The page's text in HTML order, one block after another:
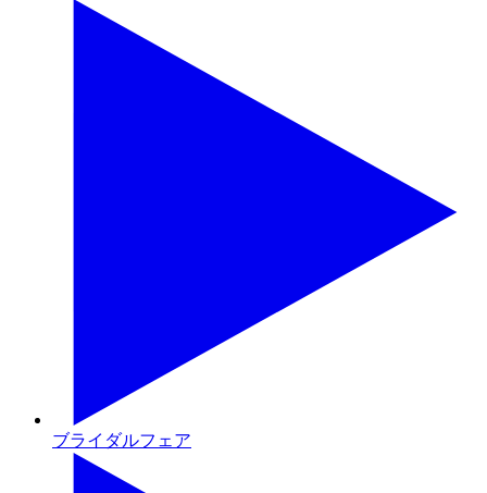
ブライダルフェア